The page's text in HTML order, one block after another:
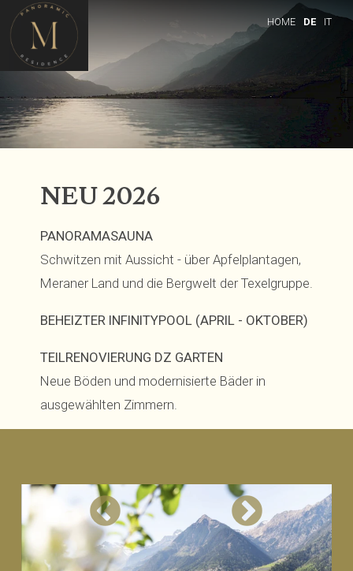
Skip to content
HOME DE IT
NEU 2026
PANORAMASAUNA
Schwitzen mit Aussicht - über Apfelplantagen,
Meraner Land und die Bergwelt der Texelgruppe.
BEHEIZTER INFINITYPOOL (APRIL - OKTOBER)
TEILRENOVIERUNG DZ GARTEN
Neue Böden und modernisierte Bäder in
ausgewählten Zimmern.